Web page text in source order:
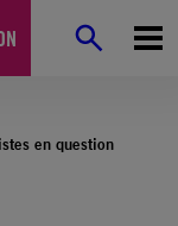
en question